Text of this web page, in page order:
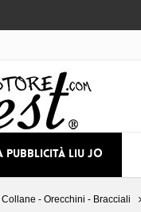
PUBBLICITÀ LIU JO
Collane - Orecchini - Bracciali